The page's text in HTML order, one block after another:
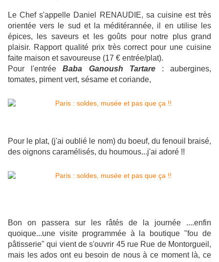
Le Chef s'appelle Daniel RENAUDIE, sa cuisine est très
orientée vers le sud et la méditérannée, il en utilise les
épices, les saveurs et les goûts pour notre plus grand
plaisir. Rapport qualité prix très correct pour une cuisine
faite maison et savoureuse (17 € entrée/plat).
Pour l'entréeBaba Ganoush Tartare : aubergines,
tomates, piment vert, sésame et coriande,
Pour le plat, (j'ai oublié le nom) du boeuf, du fenouil braisé,
des oignons caramélisés, du houmous...j'ai adoré !!
Bon on passera sur les râtés de la journée ....enfin
quoique...une visite programmée à la boutique "fou de
pâtisserie" qui vient de s'ouvrir 45 rue Rue de Montorgueil,
mais les ados ont eu besoin de nous à ce moment là, ce